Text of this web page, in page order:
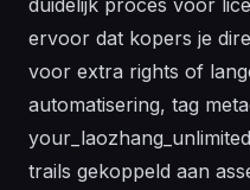
ervoor dat kopers je
voor extra rights of
automatisering, tag
trails gekoppeld aan